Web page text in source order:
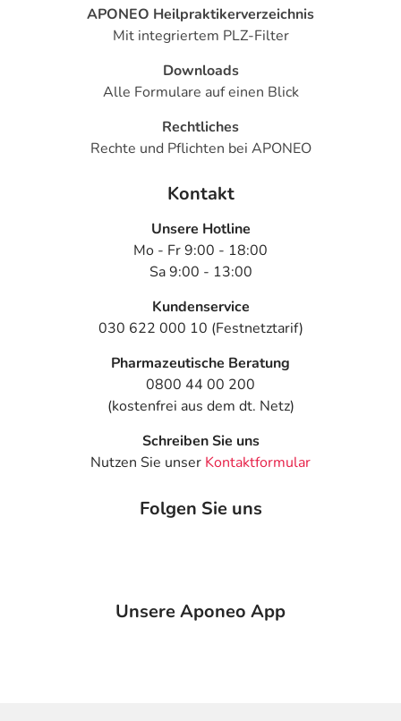
APONEO Heilpraktikerverzeichnis
Downloads
Rechtliches
Unsere Hotline
Mo - Fr 9:00 - 18:00
Kundenservice
Pharmazeutische Beratung
0800 44 00 200
Schreiben Sie uns
Folgen Sie uns
Unsere Aponeo App